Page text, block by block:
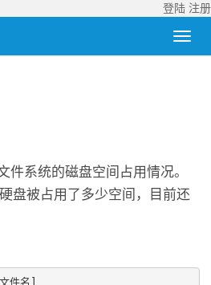
登陆 注册
件系统的磁盘空间占用情况。
盘被占用了多少空间，目前还